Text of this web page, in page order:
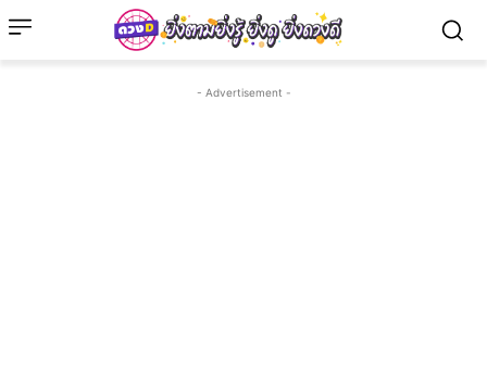
- Advertisement -